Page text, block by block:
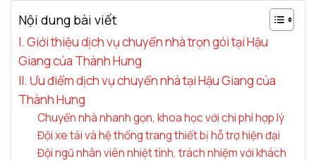
Nội dung bài viết
I. Giới thiệu dịch vụ chuyển nhà trọn gói tại Hậu
Giang của Thành Hưng
II. Ưu điểm dịch vụ chuyển nhà tại Hậu Giang của
Thành Hưng
Chuyển nhà nhanh gọn, khoa học với chi phí hợp lý
Đội xe tải và hệ thống trang thiết bị hỗ trợ hiện đại
Đội ngũ nhân viên nhiệt tình, trách nhiệm với khách